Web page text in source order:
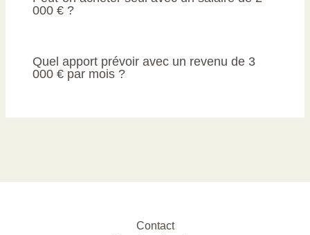
000 € ?
Quel apport prévoir avec un revenu de 3
000 € par mois ?
Contact